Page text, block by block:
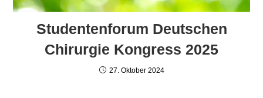
Studentenforum Deutschen
Chirurgie Kongress 2025
27. Oktober 2024